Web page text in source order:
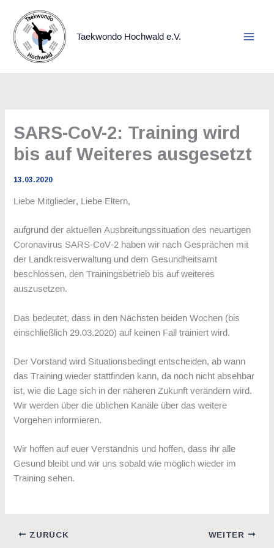
Inhalt
springen
Taekwondo Hochwald e.V.
SARS-CoV-2: Training wird
bis auf Weiteres ausgesetzt
13.03.2020
Liebe Mitglieder, Liebe Eltern,
aufgrund der aktuellen Ausbreitungssituation des neuartigen
Coronavirus SARS-CoV-2 haben wir nach Gesprächen mit
der Landkreisverwaltung und dem Gesundheitsamt
beschlossen, den Trainingsbetrieb bis auf weiteres
auszusetzen.
Das bedeutet, dass in den Nächsten beiden Wochen (bis
einschließlich 29.03.2020) auf keinen Fall trainiert wird.
Der Vorstand wird Situationsbedingt entscheiden, ab wann
das Training wieder stattfinden kann, da noch nicht absehbar
ist, wie die Lage sich in der näheren Zukunft verändern wird.
Wir werden über die üblichen Kanäle über das weitere
Vorgehen informieren.
Wir hoffen auf euer Verständnis und hoffen, dass ihr alle
Gesund bleibt und wir uns sobald wie möglich wieder im
Training sehen.
ZURÜCK WEITER